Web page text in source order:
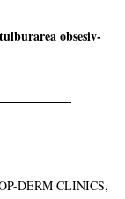
obsesiv-
DERM CLINICS,